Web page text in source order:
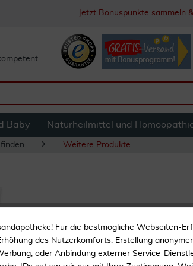
Jetzt Bonuspunkte sammeln
Baby Naturheilmittel und
Weitere Produkte
Lavendel Gute
Für die bestmögliche Webseiten-
des Nutzerkomforts, Erstellung
oder Anbindung externer Service-